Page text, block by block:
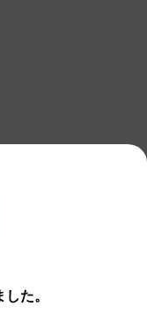
た。